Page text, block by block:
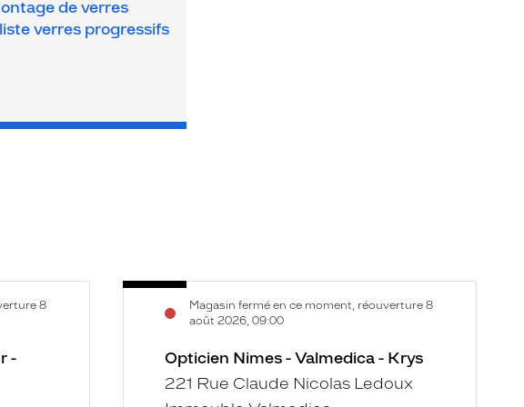
de verres
verres progressifs
8
-
Opticien
Nimes
Valmedica
Magasin fermé en ce moment, réouverture 8
août 2026, 09:00
Voir
Opticien Nimes - Valmedica - Krys
221 Rue Claude Nicolas Ledoux